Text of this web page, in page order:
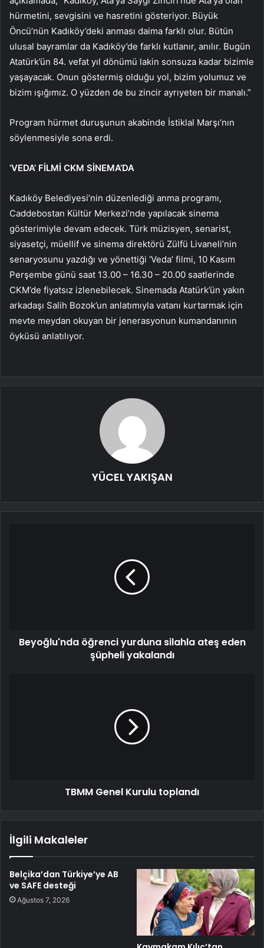
hürmetini, sevgisini ve hasretini gösteriyor. Büyük
Öncü’nün Kadıköy’deki anması daima farklı olur. Bütün
ulusal bayramlar da Kadıköy’de farklı kutlanır, anılır. Bugün
Atatürk’ün 84. vefat yıl dönümü lakin sonsuza kadar bizimle
yaşayacak. Onun göstermiş olduğu yol, bizim yolumuz ve
bizim ışığımız. O yüzden de bu zincir ayrıyeten bir manalı.”
Program hürmet duruşunun akabinde İstiklal Marşı’nın
söylenmesiyle sona erdi.
‘VEDA’ FİLMİ CKM SİNEMA’DA
Kadıköy Belediyesi’nin düzenlediği anma programı,
Caddebostan Kültür Merkezi’nde yapılacak sinema
gösterimiyle devam edecek. Türk müzisyen, senarist,
siyasetçi, müellif ve sinema direktörü Zülfü Livaneli’nin
senaryosunu yazdığı ve yönettiği ‘Veda’ filmi, 10 Kasım
Perşembe günü saat 13.00 – 16.30 – 20.00 saatlerinde
CKM’de fiyatsız izlenebilecek. Sinemada Atatürk’ün yakın
arkadaşı Salih Bozok’un anlatımıyla vatanı kurtarmak için
mevte meydan okuyan bir jenerasyonun kumandanının
öyküsü anlatılıyor.
YÜCEL YAKIŞAN
Beyoğlu'nda öğrenci yurduna silahla ateş eden
şüpheli yakalandı
TBMM Genel Kurulu toplandı
İlgili Makaleler
Belçika’dan Türkiye’ye AB
ve SAFE desteği
Ağustos 7, 2026